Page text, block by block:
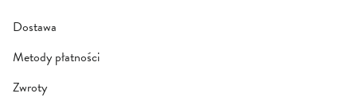
Dostawa
Metody płatności
Zwroty